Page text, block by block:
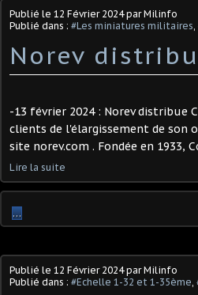
Publié le 12 Février 2024par Milinfo
Publié dans : #Les miniatures militaires,
Norev
-13 février 2024 : Norev distribue
clients de l'élargissement de son
site norev.com . Fondée en 1933,
Lire la suite
…
Publié le 12 Février 2024par Milinfo
Publié dans : #Echelle 1-32 et 1-35ème,